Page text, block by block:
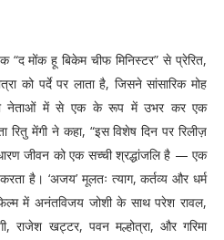
“द मोंक हू बिकेम चीफ मिनिस्टर” से प्रेरित,
को पर्दे पर लाता है, जिसने सांसारिक मोह
नेताओं में से एक के रूप में उभर कर एक
रितु मेंगी ने कहा, “इस विशेष दिन पर रिलीज़
जीवन को एक सच्ची श्रद्धांजलि है — एक
है। ‘अजय’ मूलतः त्याग, कर्तव्य और धर्म
में अनंतविजय जोशी के साथ परेश रावल,
राजेश खट्टर, पवन मल्होत्रा, और गरिमा